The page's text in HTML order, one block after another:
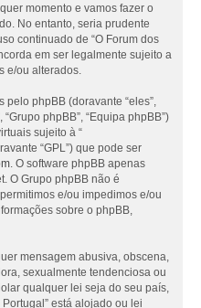
momento e vamos fazer o
No entanto, seria prudente
continuado de “O Forum dos
em ser legalmente sujeito a
e/ou alterados.
phpBB (doravante “eles”,
phpBB”, “Equipa phpBB”)
sujeito à “
“GPL”) que pode ser
. O software phpBB apenas
O Grupo phpBB não é
e/ou impedimos e/ou
sobre o phpBB,
mensagem abusiva, obscena,
sexualmente tendenciosa ou
qualquer lei seja do seu país,
está alojado ou lei